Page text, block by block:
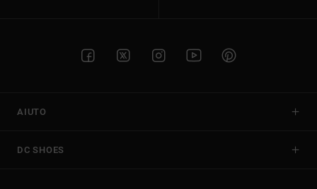
AIUTO
DC SHOES